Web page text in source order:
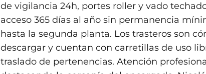
de vigilancia 24h, portes roller y vado
acceso 365 días al año sin permanencia
hasta la segunda planta. Los trasteros son
descargar y cuentan con carretillas de uso
traslado de pertenencias. Atención